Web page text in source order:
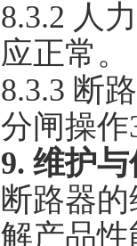
8.3.2 人
应正常。
8.3.3 断
分闸操
9. 维护
断路器
解产品